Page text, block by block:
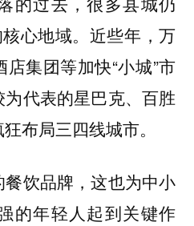
心地域。近些年，万
集团等加快“小城”市
代表的星巴克、百胜
布局三四线城市。
饮品牌，这也为中小
的年轻人起到关键作